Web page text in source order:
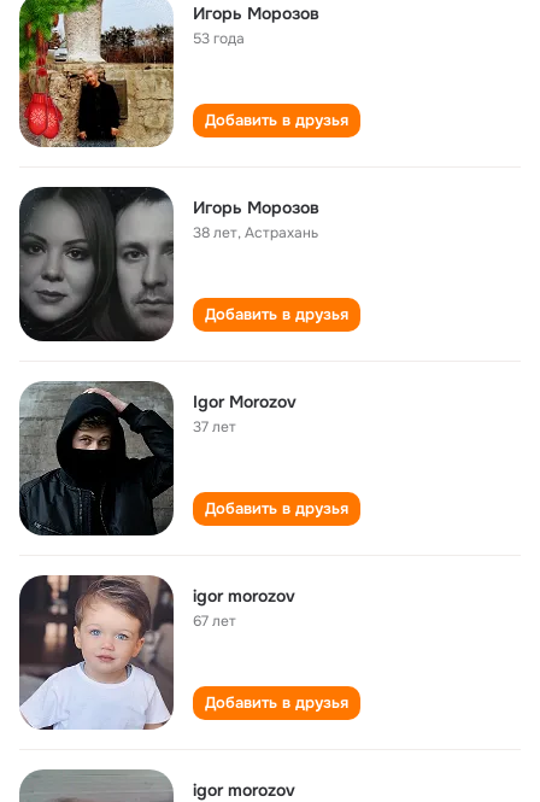
Игорь Морозов
53 года
Добавить в друзья
Игорь Морозов
38 лет,Астрахань
Добавить в друзья
Igor Morozov
37 лет
Добавить в друзья
igor morozov
67 лет
Добавить в друзья
igor morozov